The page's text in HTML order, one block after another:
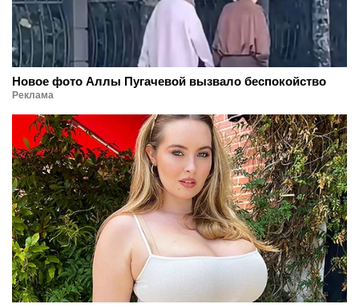
Новое фото Аллы Пугачевой вызвало беспокойство
Реклама